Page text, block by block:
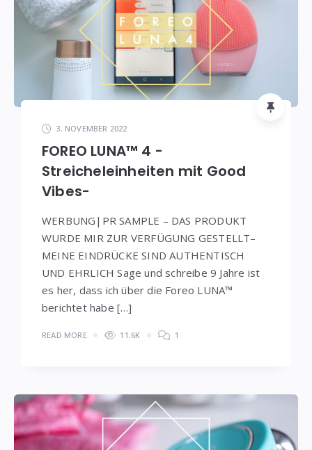
3. NOVEMBER 2022
FOREO LUNA™ 4 -
Streicheleinheiten mit Good
Vibes-
WERBUNG|PR SAMPLE – DAS PRODUKT
WURDE MIR ZUR VERFÜGUNG GESTELLT–
MEINE EINDRÜCKE SIND AUTHENTISCH
UND EHRLICH Sage und schreibe 9 Jahre ist
es her, dass ich über die Foreo LUNA™
berichtet habe […]
READ MORE 11.6K 1